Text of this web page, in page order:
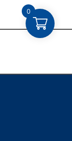
0